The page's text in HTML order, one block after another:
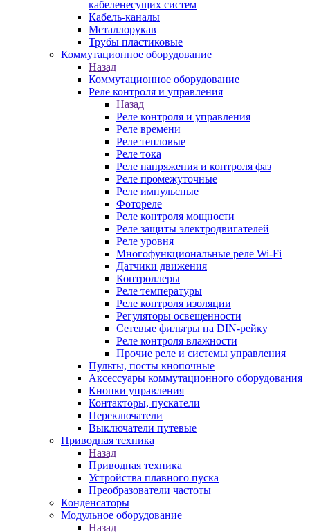
кабеленесущих систем
Кабель-каналы
Металлорукав
Трубы пластиковые
Коммутационное оборудование
Назад
Коммутационное оборудование
Реле контроля и управления
Назад
Реле контроля и управления
Реле времени
Реле тепловые
Реле тока
Реле напряжения и контроля фаз
Реле промежуточные
Реле импульсные
Фотореле
Реле контроля мощности
Реле защиты электродвигателей
Реле уровня
Многофункциональные реле Wi-Fi
Датчики движения
Контроллеры
Реле температуры
Реле контроля изоляции
Регуляторы освещенности
Сетевые фильтры на DIN-рейку
Реле контроля влажности
Прочие реле и системы управления
Пульты, посты кнопочные
Аксессуары коммутационного оборудования
Кнопки управления
Контакторы, пускатели
Переключатели
Выключатели путевые
Приводная техника
Назад
Приводная техника
Устройства плавного пуска
Преобразователи частоты
Конденсаторы
Модульное оборудование
Назад